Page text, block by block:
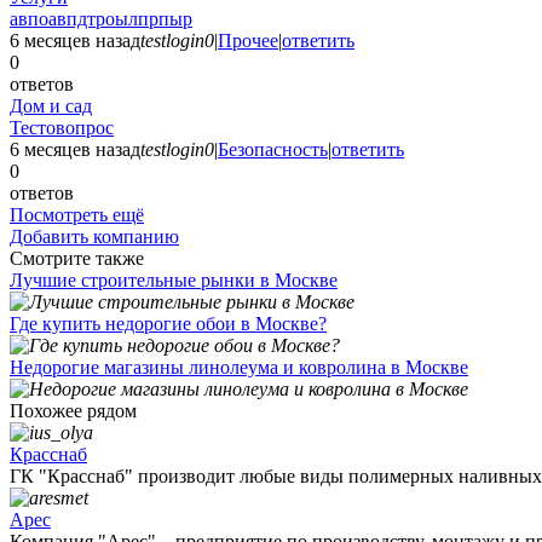
авпоавпдтроылпрпыр
6 месяцев назадtestlogin0|Прочее|ответить
0
ответов
Дом и сад
Тестовопрос
6 месяцев назадtestlogin0|Безопасность|ответить
0
ответов
Посмотреть ещё
Добавить компанию
Смотрите также
Лучшие строительные рынки в Москве
Где купить недорогие обои в Москве?
Недорогие магазины линолеума и ковролина в Москве
Похожее рядом
Красснаб
ГК "Красснаб" производит любые виды полимерных
Арес